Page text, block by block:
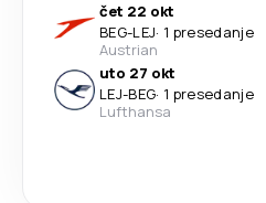
čet 22 okt
BEG-LEJ· 1 presedanje
Austrian
uto 27 okt
LEJ-BEG· 1 presedanje
Lufthansa